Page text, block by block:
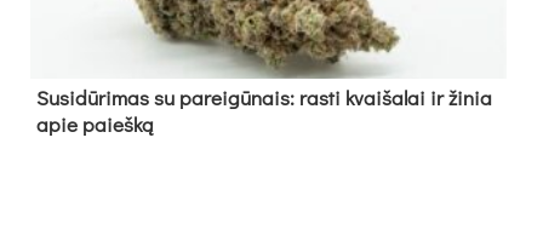
Su­si­dū­ri­mas su pa­rei­gū­nais: ras­ti kvai­ša­lai ir ži­nia
apie paieš­ką